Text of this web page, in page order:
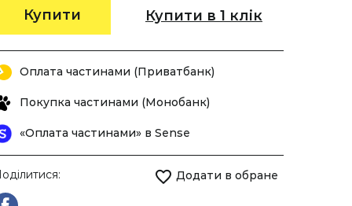
Купити Купити в 1 клік
Оплата частинами (Приватбанк)
Покупка частинами (Монобанк)
«Оплата частинами» в Sense
Додати в обране